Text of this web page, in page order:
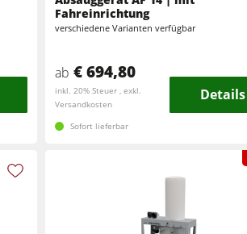
Fahreinrichtung
verschiedene Varianten verfügbar
ab € 694,80
inkl. 20% Steuer , exkl.
Versandkosten
Details
Sofort lieferbar